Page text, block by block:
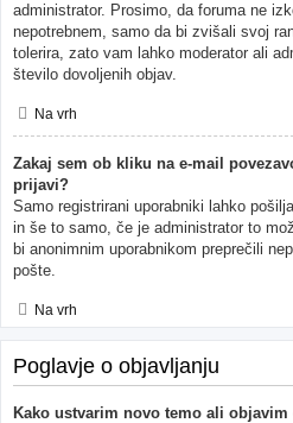
administrator. Prosimo, da foruma ne
nepotrebnem, samo da bi zvišali svoj
tolerira, zato vam lahko moderator ali
število dovoljenih objav.
Na vrh
Zakaj sem ob kliku na e-mail
prijavi?
Samo registrirani uporabniki lahko
in še to samo, če je administrator to
bi anonimnim uporabnikom preprečili
pošte.
Na vrh
Poglavje o objavljanju
Kako ustvarim novo temo ali